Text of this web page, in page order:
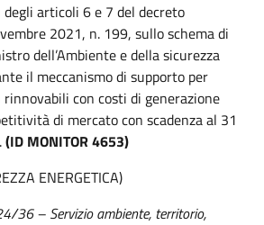
degli articoli 6 e 7 del decreto
2021, n. 199, sullo schema di
dell’Ambiente e della sicurezza
il meccanismo di supporto per
con costi di generazione
di mercato con scadenza al 31
(ID MONITOR 4653)
ENERGETICA)
36 – Servizio ambiente, territorio,